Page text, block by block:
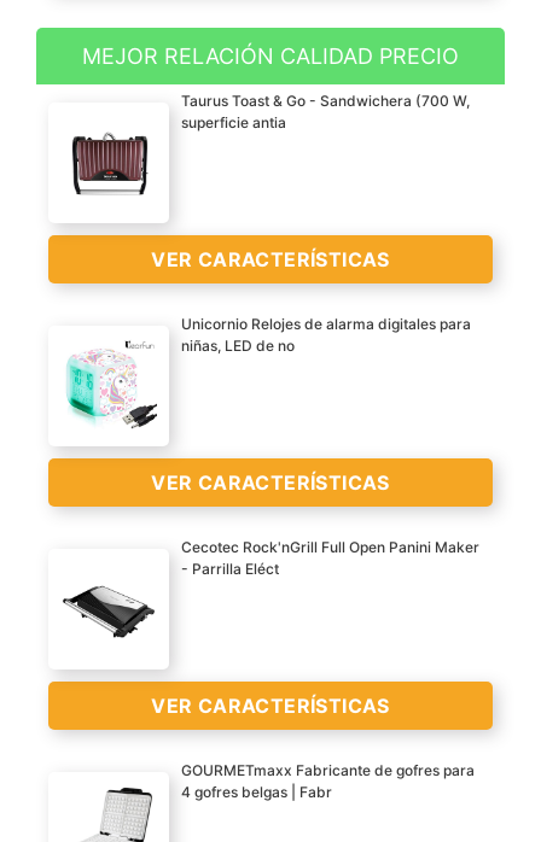
Prepare sándwiches
extragrandes con más
relleno, gracias a las
placas extraprofundas.
recubrimiento
antiadherente
compartimento para
cable y tapa con cierre
de seguridad para
guardar horizontal o
verticalmente
La parrilla alcanza
temperatura correcta
gracias a la potencia de
900 W.
MEJOR RELACIÓN CALIDAD PRECIO
Taurus Toast & Go - Sandwichera (700 W,
superficie antia
VER CARACTERÍSTICAS
Placa grill antiadherente
Cierre con dispositivo de
Base antideslizante
Tapa basculante que se
adapta según el grosor
VER
Unicornio Relojes de alarma digitales para
niñas, LED de no
VER CARACTERÍSTICAS
?LO QUE DEBE SABER?
Este reloj de alarma
(incluidas) para la
pantalla LCD del reloj, y 4
el cable de carga incluido
para el indicador LED se
enciende. Por favor,
Cecotec Rock'nGrill Full Open Panini Maker
- Parrilla Eléct
VER CARACTERÍSTICAS
Parrilla eléctrica con 750
GOURMETmaxx Fabricante de gofres para
4 gofres belgas | Fabr